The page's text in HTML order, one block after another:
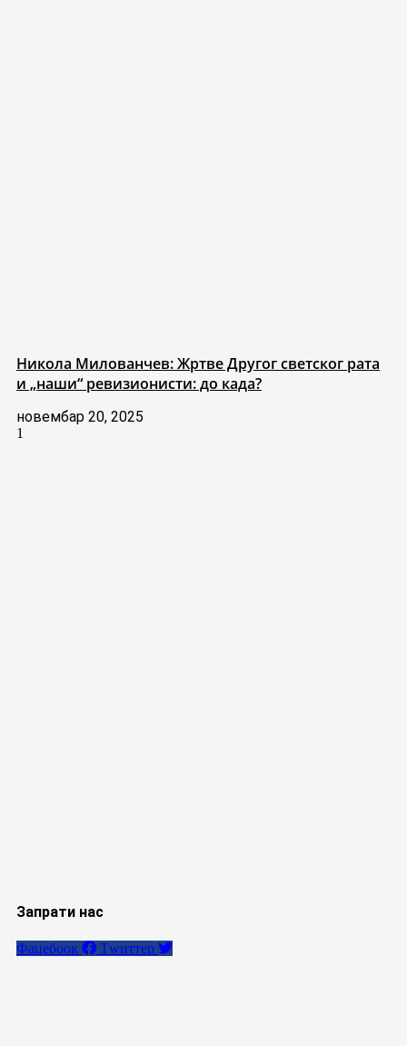
Никола Милованчев: Жртве Другог светског рата
и „наши“ ревизионисти: до када?
новембар 20, 2025
Запрати нас
Фацебоок Тwиттер